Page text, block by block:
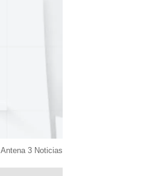
Antena 3 Noticias